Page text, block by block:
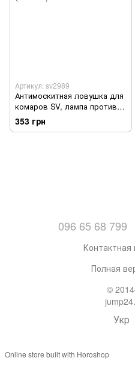
Артикул: sv2989
Антимоскитная ловушка для
комаров SV, лампа против
насекомых Белый (sv2989)
353 грн
096 65 68 799
Полная
©
Укр
Online store built with Horoshop